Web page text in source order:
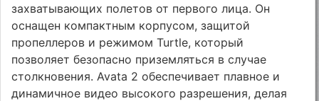
захватывающих полетов от первого лица. Он
оснащен компактным корпусом, защитой
пропеллеров и режимом Turtle, который
позволяет безопасно приземляться в случае
столкновения. Avata 2 обеспечивает плавное и
динамичное видео высокого разрешения, делая